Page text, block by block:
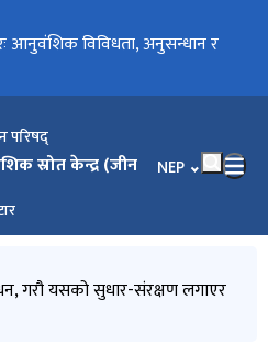
परिषद्
स्रोत केन्द्र (जीन भाषा चयन गर्नुहोस्
NEP
आनुवंशिक विविधता, अनुसन्धान र
आनुवंशिक विविधता, अनुसन्धान र
गरौ यसको सुधार-संरक्षण लगाएर
2023